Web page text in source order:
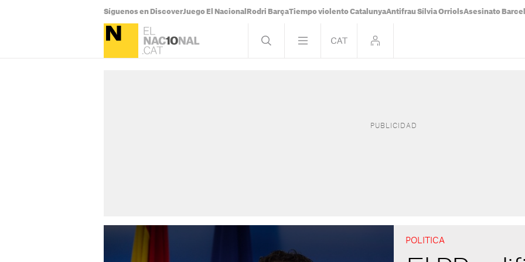
Síguenos en DiscoverJuego El Nacional Rodri BarçaTiempo violento CatalunyaAntifrau Sílvia OrriolsAsesinato
POLITICA